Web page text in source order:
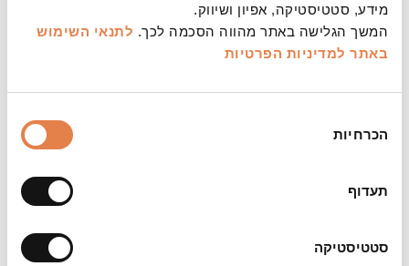
מידע, סטטיסטיקה, אפיון ושיווק.
המשך הגלישה באתר מהווה הסכמה לכך. לתנאי השימוש
באתר למדיניות הפרטיות
הסכמה
הכרחיות
תעדוף
סטטיסטיקה
חניות נגישות, מושבים ומקומות נגישים, מערכת עזר
לשמיעה ושירותים נגישים. לשאלות ולבקשות מיוחדות
בנוגע לנגישות, ניתן לפנות למר עידו אליאב בדוא"ל